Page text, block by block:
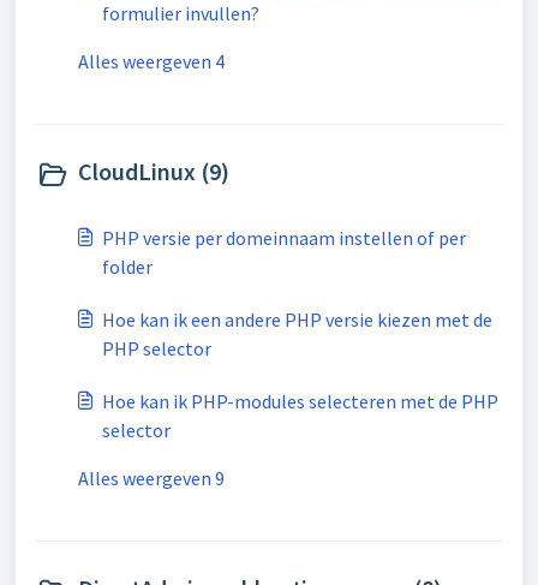
formulier invullen?
Alles weergeven 4
CloudLinux (9)
PHP versie per domeinnaam instellen of per
folder
Hoe kan ik een andere PHP versie kiezen met de
PHP selector
Hoe kan ik PHP-modules selecteren met de PHP
selector
Alles weergeven 9